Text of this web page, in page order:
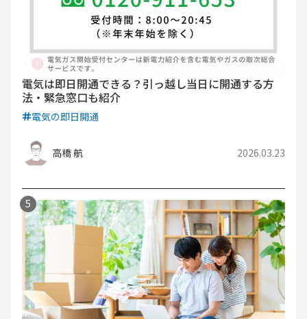
電気は即日開通できる？引っ越し当日に開通する方
法・緊急窓口も紹介
電気の即日開通
高橋 航 2026.03.23